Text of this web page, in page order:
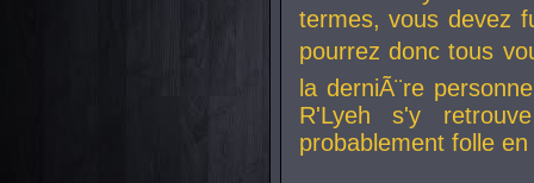
termes, vous devez
pourrez donc tous
la derniÃ¨re
R'Lyeh s'y
probablement folle